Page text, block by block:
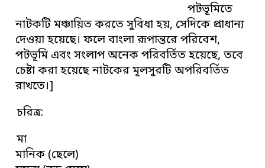
পটভূমিতে
নাটকটি মঞ্চায়িত করতে সুবিধা হয়, সেদিকে প্রাধান্য
দেওয়া হয়েছে। ফলে বাংলা রূপান্তরে পরিবেশ,
পটভূমি এবং সংলাপ অনেক পরিবর্তিত হয়েছে, তবে
চেষ্টা করা হয়েছে নাটকের মূলসুরটি অপরিবর্তিত
রাখতে।]
চরিত্র:
মা
মানিক (ছেলে)